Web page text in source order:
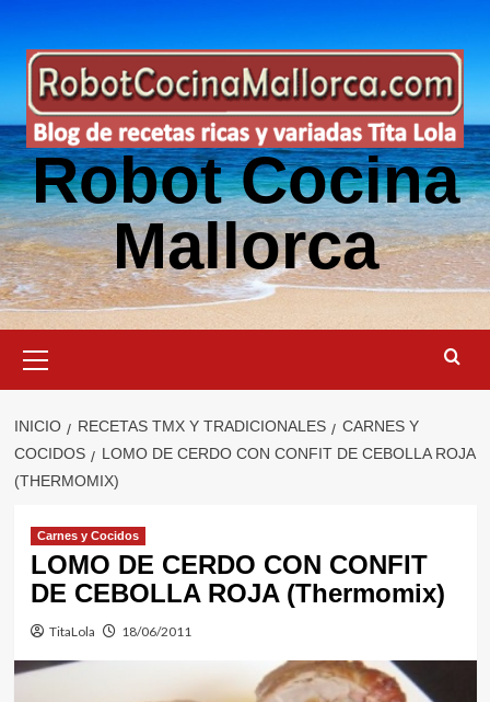
contenido
Robot Cocina
Mallorca
primario
INICIO RECETAS TMX Y TRADICIONALES
CARNES Y
COCIDOS
LOMO DE CERDO CON CONFIT DE CEBOLLA ROJA
(THERMOMIX)
Carnes y Cocidos
LOMO DE CERDO CON CONFIT
DE CEBOLLA ROJA (Thermomix)
TitaLola 18/06/2011